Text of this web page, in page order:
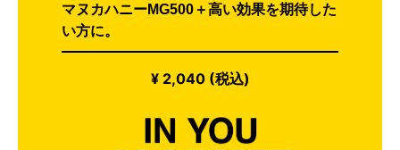
マヌカハニーMG500＋高い効果を期待した
い方に。
¥ 2,040 (税込)